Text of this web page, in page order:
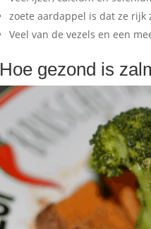
zoete aardappel is dat ze
Veel van de vezels en een
Hoe gezond is